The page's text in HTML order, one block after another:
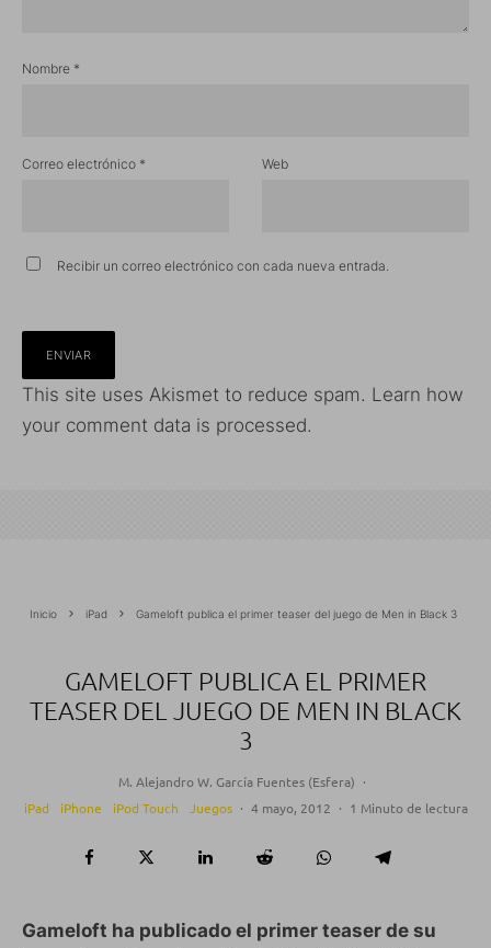
Nombre *
Correo electrónico * Web
Recibir un correo electrónico con cada nueva entrada.
This site uses Akismet to reduce spam. Learn how
your comment data is processed.
Inicio iPad Gameloft publica el primer teaser del juego de Men in Black 3
GAMELOFT PUBLICA EL PRIMER
TEASER DEL JUEGO DE MEN IN BLACK
3
M. Alejandro W. García Fuentes (Esfera) ·
iPad
iPhone iPod Touch Juegos · 4 mayo, 2012 · 1 Minuto de lectura
Gameloft ha publicado el primer teaser de su